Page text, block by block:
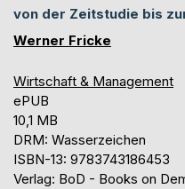
von der Zeitstudie bis
Werner Fricke
Wirtschaft & Management
ePUB
10,1 MB
DRM: Wasserzeichen
ISBN-13: 9783743186453
Verlag: BoD - Books on